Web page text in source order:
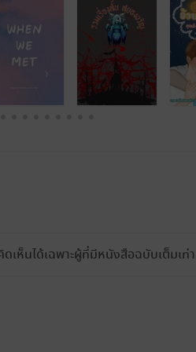
เห็นได้เฉพาะผู้ที่มีหนังสือฉบับเต็มเท่